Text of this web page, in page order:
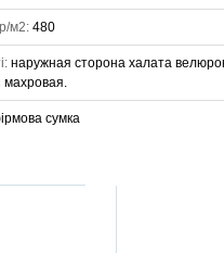
м2: 480
наружная сторона халата
махровая.
сумка